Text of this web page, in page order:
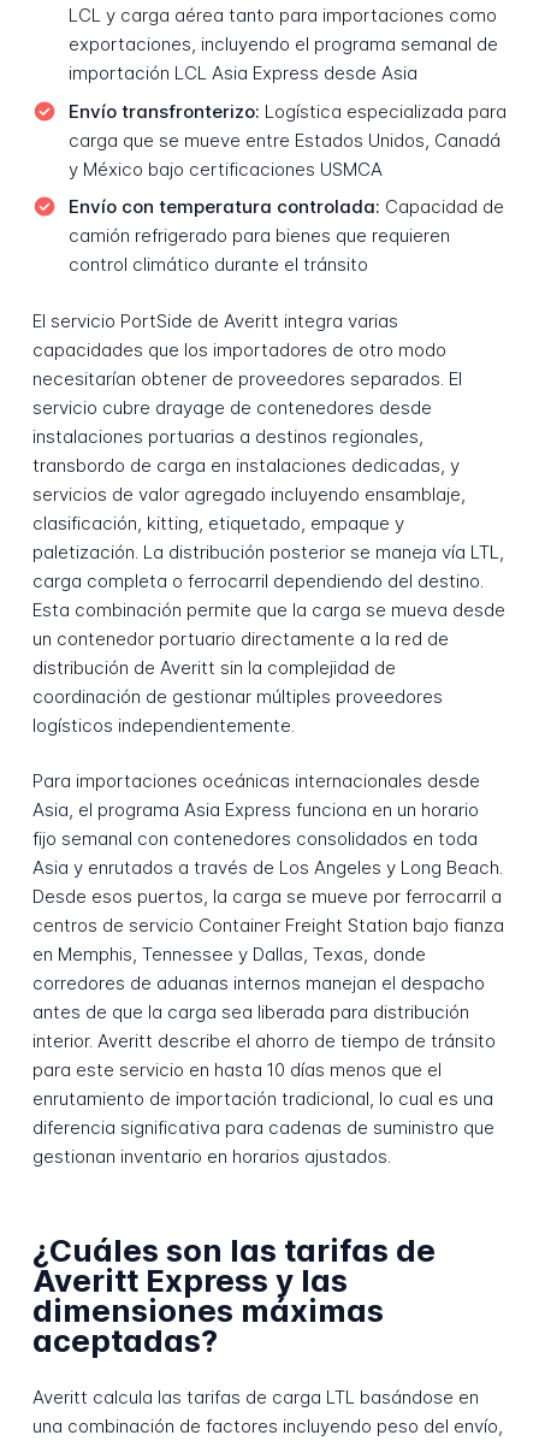
LCL y carga aérea tanto para importaciones como
exportaciones, incluyendo el programa semanal de
importación LCL Asia Express desde Asia
Envío transfronterizo: Logística especializada para
carga que se mueve entre Estados Unidos, Canadá
y México bajo certificaciones USMCA
Envío con temperatura controlada: Capacidad de
camión refrigerado para bienes que requieren
control climático durante el tránsito
El servicio PortSide de Averitt integra varias
capacidades que los importadores de otro modo
necesitarían obtener de proveedores separados. El
servicio cubre drayage de contenedores desde
instalaciones portuarias a destinos regionales,
transbordo de carga en instalaciones dedicadas, y
servicios de valor agregado incluyendo ensamblaje,
clasificación, kitting, etiquetado, empaque y
paletización. La distribución posterior se maneja vía LTL,
carga completa o ferrocarril dependiendo del destino.
Esta combinación permite que la carga se mueva desde
un contenedor portuario directamente a la red de
distribución de Averitt sin la complejidad de
coordinación de gestionar múltiples proveedores
logísticos independientemente.
Para importaciones oceánicas internacionales desde
Asia, el programa Asia Express funciona en un horario
fijo semanal con contenedores consolidados en toda
Asia y enrutados a través de Los Angeles y Long Beach.
Desde esos puertos, la carga se mueve por ferrocarril a
centros de servicio Container Freight Station bajo fianza
en Memphis, Tennessee y Dallas, Texas, donde
corredores de aduanas internos manejan el despacho
antes de que la carga sea liberada para distribución
interior. Averitt describe el ahorro de tiempo de tránsito
para este servicio en hasta 10 días menos que el
enrutamiento de importación tradicional, lo cual es una
diferencia significativa para cadenas de suministro que
gestionan inventario en horarios ajustados.
¿Cuáles son las tarifas de
Averitt Express y las
dimensiones máximas
aceptadas?
Averitt calcula las tarifas de carga LTL basándose en
una combinación de factores incluyendo peso del envío,